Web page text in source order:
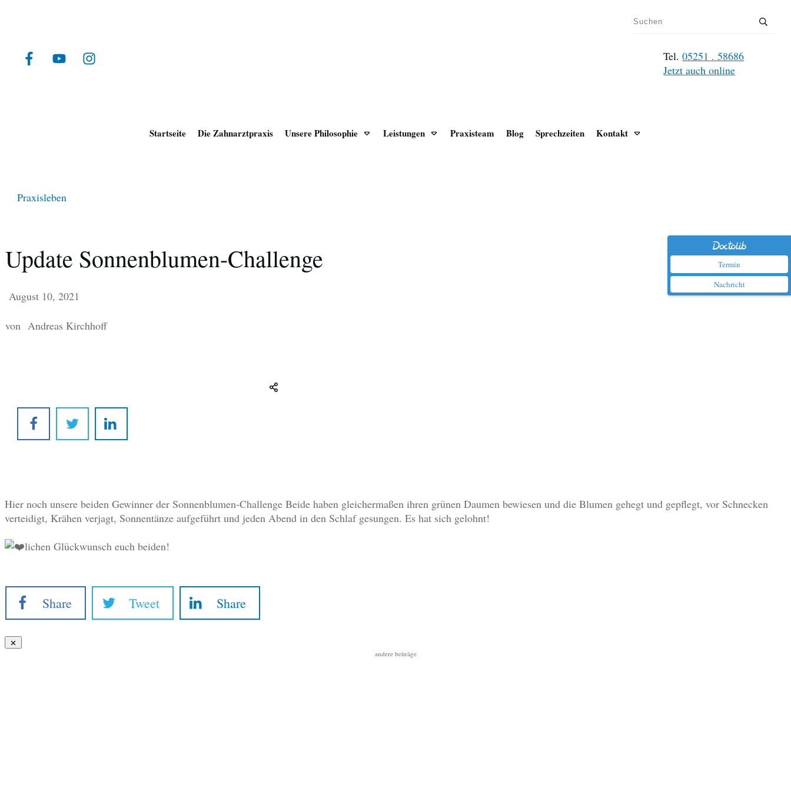
Termin
Nachricht
Tel.05251 . 58686
Jetzt auch online
Startseite Die Zahnarztpraxis Unsere Philosophie Leistungen Praxisteam Blog Sprechzeiten Kontakt
Praxisleben
Update Sonnenblumen-Challenge
August 10, 2021
von Andreas Kirchhoff
Hier noch unsere beiden Gewinner der Sonnenblumen-Challenge Beide haben gleichermaßen ihren grünen Daumen bewiesen und die Blumen gehegt und gepflegt, vor Schnecken
verteidigt, Krähen verjagt, Sonnentänze aufgeführt und jeden Abend in den Schlaf gesungen. Es hat sich gelohnt!
lichen Glückwunsch euch beiden!
Share Tweet Share
andere beiträge